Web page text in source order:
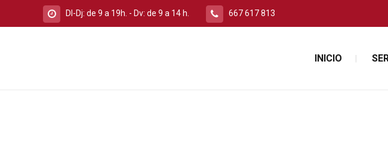
Dl-Dj: de 9 a 19h. - Dv: de 9 a 14 h. 667 617 813
INICIO